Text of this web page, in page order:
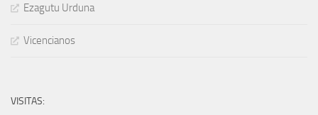
Ezagutu Urduna
Vicencianos
VISITAS: